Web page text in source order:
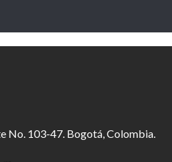
No. 103-47. Bogotá, Colombia.